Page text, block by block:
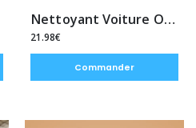
Nettoyant Voiture Optimo™ PRO
21.98€
Commander